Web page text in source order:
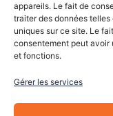
appareils. Le fait de
traiter des données
uniques sur ce site. Le
consentement peut
et fonctions.
Gérer les services
Mes adresses
Mon panier
Informations
À Propos de nous
Blog